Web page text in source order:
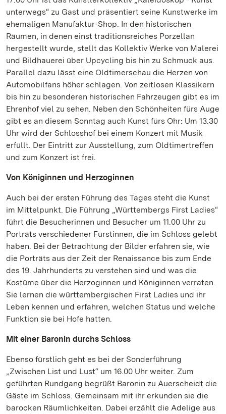
unterwegs“ zu Gast und präsentiert seine Kunstwerke im
ehemaligen Manufaktur-Shop. In den historischen
Räumen, in denen einst traditionsreiches Porzellan
hergestellt wurde, stellt das Kollektiv Werke von Malerei
und Bildhauerei über Upcycling bis hin zu Schmuck aus.
Parallel dazu lässt eine Oldtimerschau die Herzen von
Automobilfans höher schlagen. Von zeitlosen Klassikern
bis hin zu besonderen historischen Fahrzeugen gibt es im
Ehrenhof viel zu sehen. Neben den Schönheiten fürs Auge
gibt es an diesem Sonntag auch Kunst fürs Ohr: Um 13.30
Uhr wird der Schlosshof bei einem Konzert mit Musik
erfüllt. Der Eintritt zur Ausstellung, zum Oldtimertreffen
und zum Konzert ist frei.
Von Königinnen und Herzoginnen
Auch bei der ersten Führung des Tages steht die Kunst
im Mittelpunkt. Die Führung „Württembergs First Ladies“
führt die Besucherinnen und Besucher um 11.00 Uhr zu
Porträts verschiedener Fürstinnen, die im Schloss gelebt
haben. Bei der Betrachtung der Bilder erfahren sie, wie
die Porträts aus der Zeit der Renaissance bis zum Ende
des 19. Jahrhunderts zu verstehen sind und was die
Kostüme über die Herzoginnen und Königinnen verraten.
Sie lernen die württembergischen First Ladies und ihr
Leben kennen und erfahren, welchen Status und welche
Funktion sie bei Hofe hatten.
Mit einer Baronin durchs Schloss
Ebenso fürstlich geht es bei der Sonderführung
„Zwischen List und Lust“ um 16.00 Uhr weiter. Zum
geführten Rundgang begrüßt Baronin zu Auerscheidt die
Gäste im Schloss. Gemeinsam mit ihr erkunden sie die
barocken Räumlichkeiten. Dabei erzählt die Adelige aus